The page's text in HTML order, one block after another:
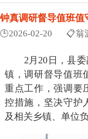
钟真调研督导值班
🕒2026-02-20 📋翁
2月20日，县委
镇，调研督导值班
重点工作，强调要
控措施，坚决守护
及相关乡镇、单位